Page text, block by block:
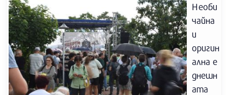
Необи
чайна
и
оригин
ална е
днешн
ата